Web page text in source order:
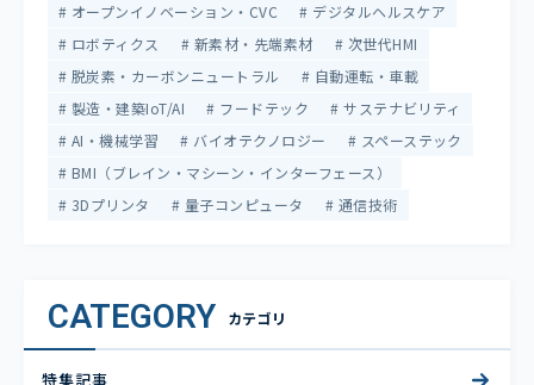
オープンイノベーション・CVC
デジタルヘルスケア
ロボティクス
新素材・先端素材
次世代HMI
脱炭素・カーボンニュートラル
自動運転・車載
製造・建築IoT/AI
フードテック
サステナビリティ
AI・機械学習
バイオテクノロジー
スペーステック
BMI（ブレイン・マシーン・インターフェース）
3Dプリンタ
量子コンピュータ 通信技術
CATEGORY カテゴリ
特集記事